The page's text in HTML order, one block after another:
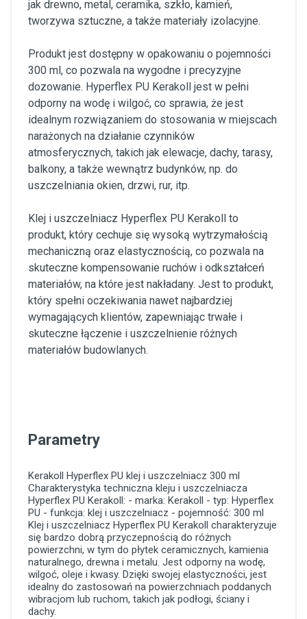
jak drewno, metal, ceramika, szkło, kamień,
tworzywa sztuczne, a także materiały izolacyjne.
Produkt jest dostępny w opakowaniu o pojemności
300 ml, co pozwala na wygodne i precyzyjne
dozowanie. Hyperflex PU Kerakoll jest w pełni
odporny na wodę i wilgoć, co sprawia, że jest
idealnym rozwiązaniem do stosowania w miejscach
narażonych na działanie czynników
atmosferycznych, takich jak elewacje, dachy, tarasy,
balkony, a także wewnątrz budynków, np. do
uszczelniania okien, drzwi, rur, itp.
Klej i uszczelniacz Hyperflex PU Kerakoll to
produkt, który cechuje się wysoką wytrzymałością
mechaniczną oraz elastycznością, co pozwala na
skuteczne kompensowanie ruchów i odkształceń
materiałów, na które jest nakładany. Jest to produkt,
który spełni oczekiwania nawet najbardziej
wymagających klientów, zapewniając trwałe i
skuteczne łączenie i uszczelnienie różnych
materiałów budowlanych.
Parametry
Kerakoll Hyperflex PU klej i uszczelniacz 300 ml
Charakterystyka techniczna kleju i uszczelniacza
Hyperflex PU Kerakoll: - marka: Kerakoll - typ: Hyperflex
PU - funkcja: klej i uszczelniacz - pojemność: 300 ml
Klej i uszczelniacz Hyperflex PU Kerakoll charakteryzuje
się bardzo dobrą przyczepnością do różnych
powierzchni, w tym do płytek ceramicznych, kamienia
naturalnego, drewna i metalu. Jest odporny na wodę,
wilgoć, oleje i kwasy. Dzięki swojej elastyczności, jest
idealny do zastosowań na powierzchniach poddanych
wibracjom lub ruchom, takich jak podłogi, ściany i
dachy.